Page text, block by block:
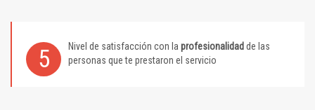
5 Nivel de satisfacción con la profesionalidad de las
personas que te prestaron el servicio